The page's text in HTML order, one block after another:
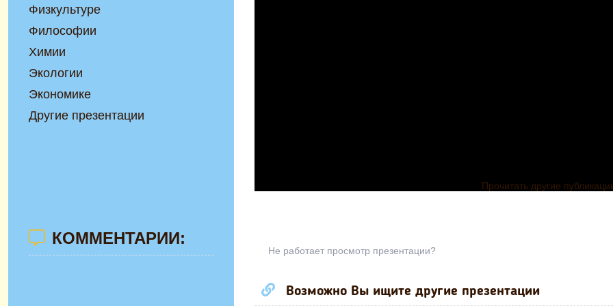
Прочитать другие
Не работает просмотр презентации?
Возможно Вы ищите другие презентации
Физкультуре
Философии
Химии
Экологии
Экономике
Другие презентации
КОММЕНТАРИИ: